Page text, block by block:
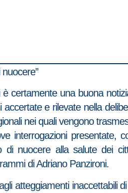
certamente una buona
e rilevate nella
nei quali vengono
interrogazioni presentate,
nuocere alla salute dei
di Adriano Panzironi.
atteggiamenti inaccettabili